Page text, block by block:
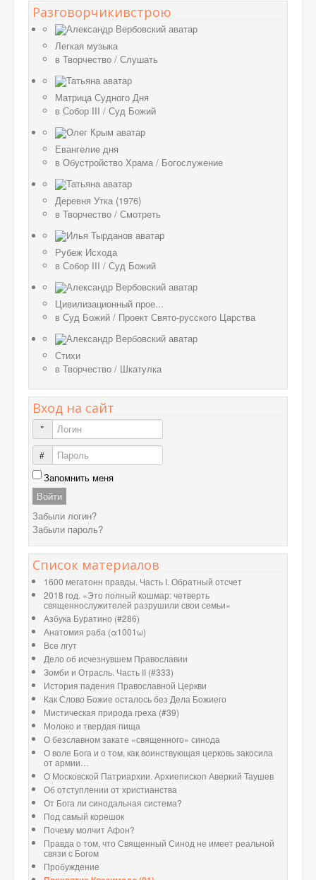
Разговорчикивстрою
Легкая музыка
в Творчество / Слушать
Матрица Судного Дня
в Собор III / Суд Божий
Евангелие дня
в Обустройство Храма / Богослужение
Деревня Утка (1976)
в Творчество / Смотреть
Рубеж Исхода
в Собор III / Суд Божий
Цивилизационный прое...
в Суд Божий / Проект Свято-русского Царства
Стихи
в Творчество / Шкатулка
Вход на сайт
Логин
Пароль
Запомнить меня
Войти
Забыли логин?
Забыли пароль?
Список материалов
1600 мегатонн правды. Часть I. Обратный отсчет
2018 год. «Это полный кошмар: четверть
священнослужителей разрушили свои семьи»
Азбука Буратино (#286)
Анатомия раба (α1001ω)
Все лгут
Дело об исчезнувшем Православии
Зомби и Отрасль. Часть II (#333)
История падения Православной Церкви
Как Слово Божие осталось без Дела Божиего
Мистическая природа греха (#39)
Молоко и твердая пища
О безславном закате «священного» синода
О воле Бога и о том, как воинствующая церковь закосила
от армии…
О Московской Патриархии. Архиепископ Аверкий Таушев
Об отступлении от христианства
От Бога ли синодальная система?
Под самый корешок
Почему молчит Афон?
Правда о том, что Священный Синод не имеет реальной
связи с Богом
Пробуждение